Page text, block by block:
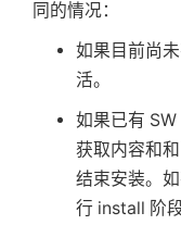
同的情况：
如果目前尚
活。
如果已有 SW
获取内容和
结束安装。
行 install 阶